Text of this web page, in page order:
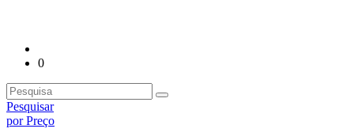
0
Pesquisar
por Preço